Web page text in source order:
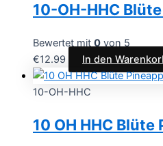
10-OH-HHC
Bewertet mit 0 von 5
€12.99 In den
10-OH-HHC
10 OH HHC